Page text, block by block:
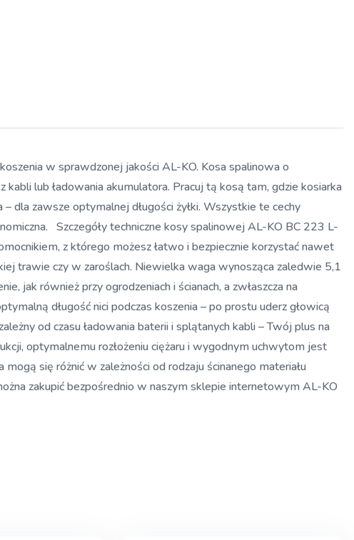
w sprawdzonej jakości AL-KO. Kosa spalinowa o
kabli lub ładowania akumulatora. Pracuj tą kosą tam, gdzie kosiarka
dla zawsze optymalnej długości żyłki. Wszystkie te cechy
Szczegóły techniczne kosy spalinowej AL-KO BC 223 L-
z którego możesz łatwo i bezpiecznie korzystać nawet
trawie czy w zaroślach. Niewielka waga wynosząca zaledwie 5,1
jak również przy ogrodzeniach i ścianach, a zwłaszcza na
długość nici podczas koszenia – po prostu uderz głowicą
od czasu ładowania baterii i splątanych kabli – Twój plus na
optymalnemu rozłożeniu ciężaru i wygodnym uchwytom jest
się różnić w zależności od rodzaju ścinanego materiału
zakupić bezpośrednio w naszym sklepie internetowym AL-KO